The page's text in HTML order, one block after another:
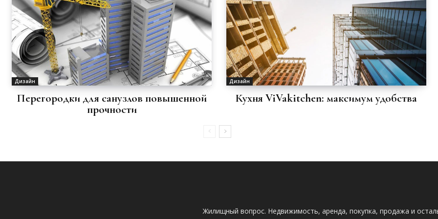
Дизайн
Перегородки для санузлов повышенной
прочности
Дизайн
Кухня ViVakitchen: максимум удобства
Жилищный вопрос. Недвижимость, аренда, покупка, продажа и